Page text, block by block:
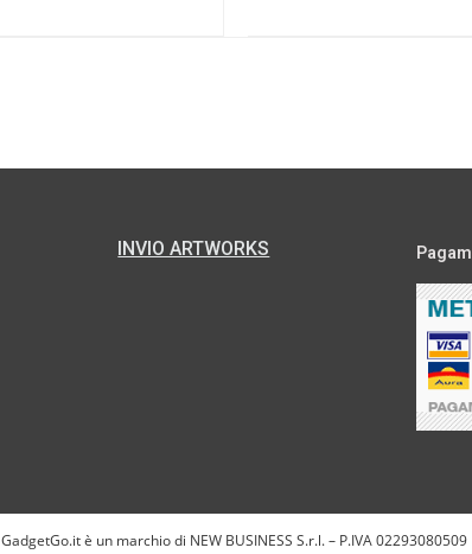
INVIO ARTWORKS
GadgetGo.it è un marchio di NEW BUSINESS S.r.l. – P.IVA 02293080509